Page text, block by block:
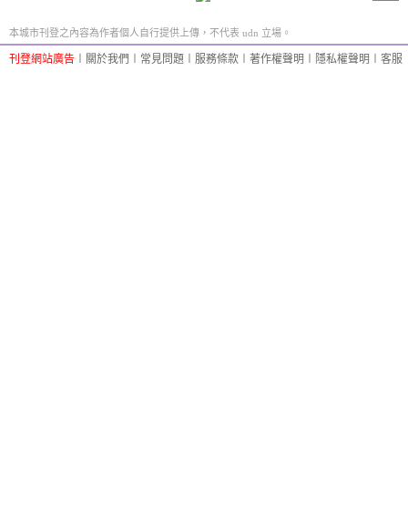
本城市刊登之內容為作者個人自行提供上傳，不代表 udn 立場。
刊登網站廣告 關於我們 常見問題 服務條款 著作權聲明 隱私權聲明 客服